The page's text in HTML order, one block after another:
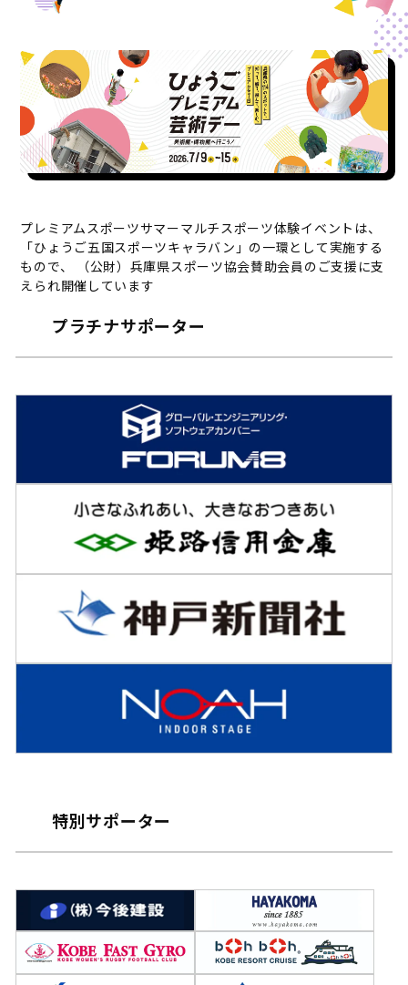
プレミアムスポーツサマーマルチスポーツ体験イベントは、
「ひょうご五国スポーツキャラバン」の一環として実施する
もので、 （公財）兵庫県スポーツ協会賛助会員のご支援に支
えられ開催しています
プラチナサポーター
特別サポーター